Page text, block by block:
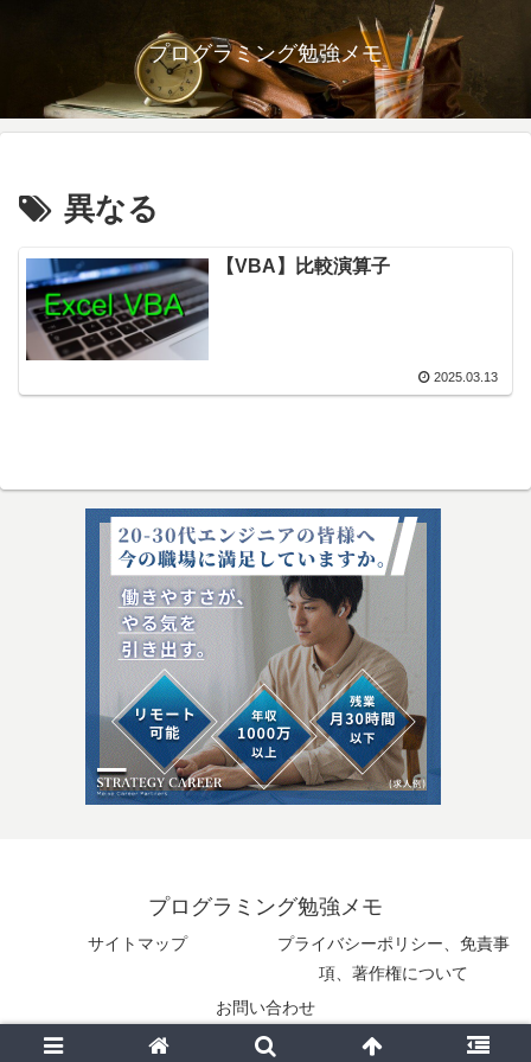
プログラミング勉強メモ
異なる
【VBA】比較演算子
2025.03.13
プログラミング勉強メモ
サイトマップ
プライバシーポリシー、免責事
項、著作権について
お問い合わせ
© 2025 プログラミング勉強メモ.